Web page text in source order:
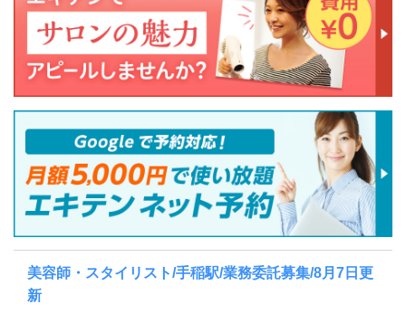
美容師・スタイリスト/手稲駅/業務委託募集/8月7日更
新